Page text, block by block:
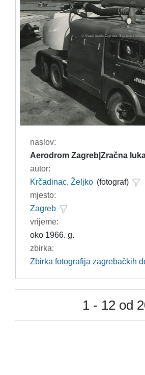
naslov:
Aerodrom Zagreb|Zračna
autor:
Krčadinac, Željko (fotograf)
mjesto:
Zagreb
vrijeme:
oko 1966. g.
zbirka:
Zbirka fotografija zagrebačkih
1 - 12 od